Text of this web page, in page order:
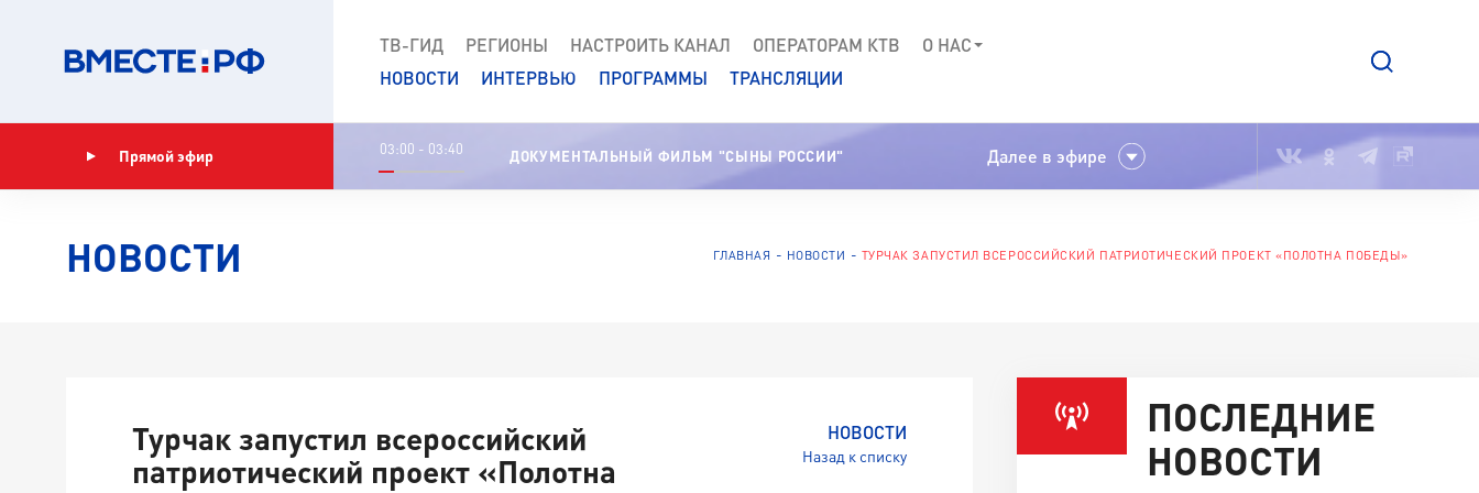
ТВ-ГИД РЕГИОНЫ НАСТРОИТЬ КАНАЛ ОПЕРАТОРАМ КТВ
О НАС
НОВОСТИ
ИНТЕРВЬЮ ПРОГРАММЫ ТРАНСЛЯЦИИ
Прямой эфир 03:00 - 03:40 ДОКУМЕНТАЛЬНЫЙ ФИЛЬМ "СЫНЫ РОССИИ" Далее в эфире
НОВОСТИ ГЛАВНАЯ НОВОСТИ ТУРЧАК ЗАПУСТИЛ ВСЕРОССИЙСКИЙ ПАТРИОТИЧЕСКИЙ ПРОЕКТ «ПОЛОТНА ПОБЕДЫ»
НОВОСТИ
Назад к списку
Турчак запустил всероссийский
патриотический проект «Полотна
ПОСЛЕДНИЕ
НОВОСТИ